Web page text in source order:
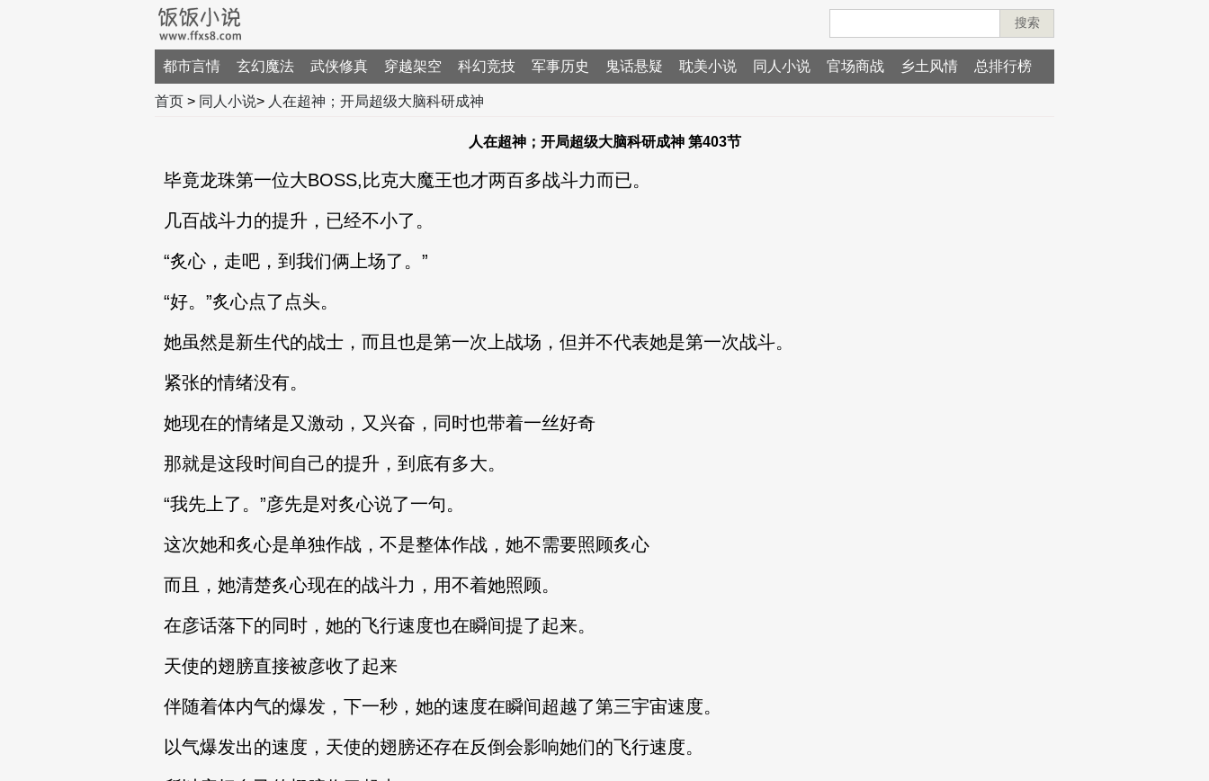
搜索
都市言情 玄幻魔法 武侠修真 穿越架空 科幻竞技 军事历史 鬼话悬疑 耽美小说 同人小说 官场商战 乡土风情 总排行榜
首页 > 同人小说> 人在超神；开局超级大脑科研成神
人在超神；开局超级大脑科研成神 第403节
毕竟龙珠第一位大BOSS,比克大魔王也才两百多战斗力而已。
几百战斗力的提升，已经不小了。
“炙心，走吧，到我们俩上场了。”
“好。”炙心点了点头。
她虽然是新生代的战士，而且也是第一次上战场，但并不代表她是第一次战斗。
紧张的情绪没有。
她现在的情绪是又激动，又兴奋，同时也带着一丝好奇
那就是这段时间自己的提升，到底有多大。
“我先上了。”彦先是对炙心说了一句。
这次她和炙心是单独作战，不是整体作战，她不需要照顾炙心
而且，她清楚炙心现在的战斗力，用不着她照顾。
在彦话落下的同时，她的飞行速度也在瞬间提了起来。
天使的翅膀直接被彦收了起来
伴随着体内气的爆发，下一秒，她的速度在瞬间超越了第三宇宙速度。
以气爆发出的速度，天使的翅膀还存在反倒会影响她们的飞行速度。